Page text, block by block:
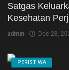
Satgas
Kesehatan
admin Dec 28,
PERISTIWA